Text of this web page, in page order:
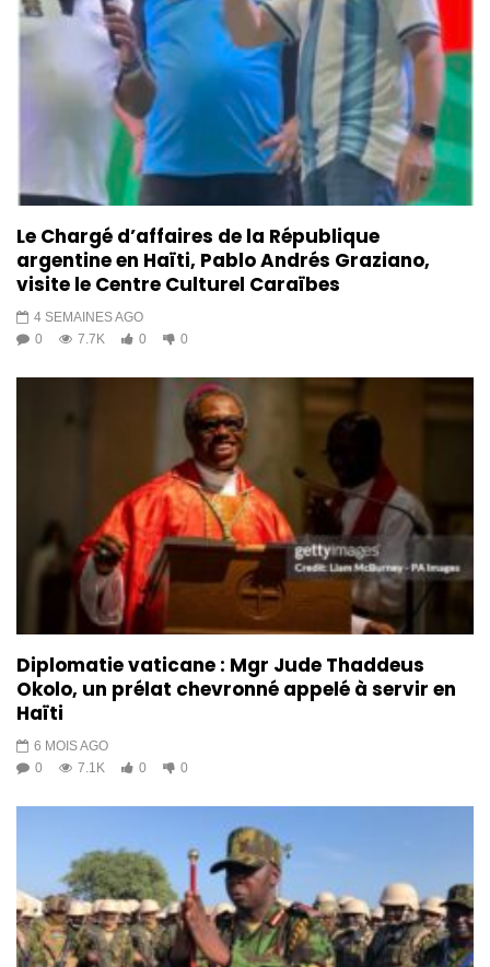
Le Chargé d’affaires de la République
argentine en Haïti, Pablo Andrés Graziano,
visite le Centre Culturel Caraïbes
4 SEMAINES AGO
0
7.7K 0 0
Diplomatie vaticane : Mgr Jude Thaddeus
Okolo, un prélat chevronné appelé à servir en
Haïti
6 MOIS AGO
0
7.1K 0 0